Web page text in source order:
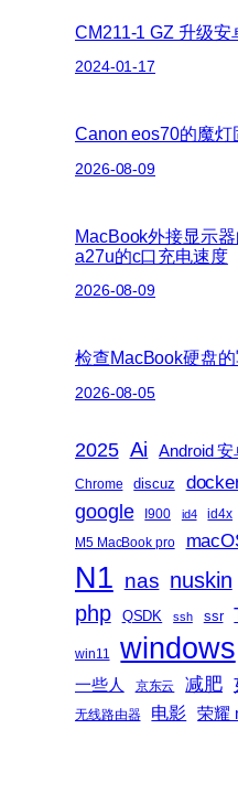
CM211-1 GZ 升级安
2024-01-17
Canon eos70的魔灯
2026-08-09
MacBook外接显示
a27u的c口充电速度
2026-08-09
检查MacBook硬盘
2026-08-05
2025 Ai Android 安
Chrome discuz
google I900 id4 id4x
M5 MacBook pro
N1 nas nuskin
php QSDK ssh ssr
win11 windows
一些人 京东云 减肥
无线路由器
电影 荣耀